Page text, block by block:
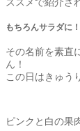
もちろんサラダに！
その名前を素直
ん！
この日はきゅう
ピンクと白の果